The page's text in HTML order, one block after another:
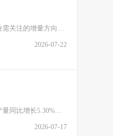
2026-07-22
2026-07-17